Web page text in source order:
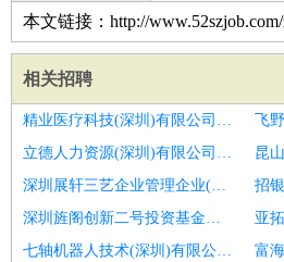
本文链接：http://
相关招聘
精业医疗科技(深圳)有限公司招聘商务专员
立德人力资源(深圳)有限公司招聘商务专员
深圳展轩三艺企业管理企业(有限合伙)招聘渠道高级专员2118
深圳旌阁创新二号投资基金合伙企业(有限合伙)招聘港口商务专员
七轴机器人技术(深圳)有限公司招聘商务专员